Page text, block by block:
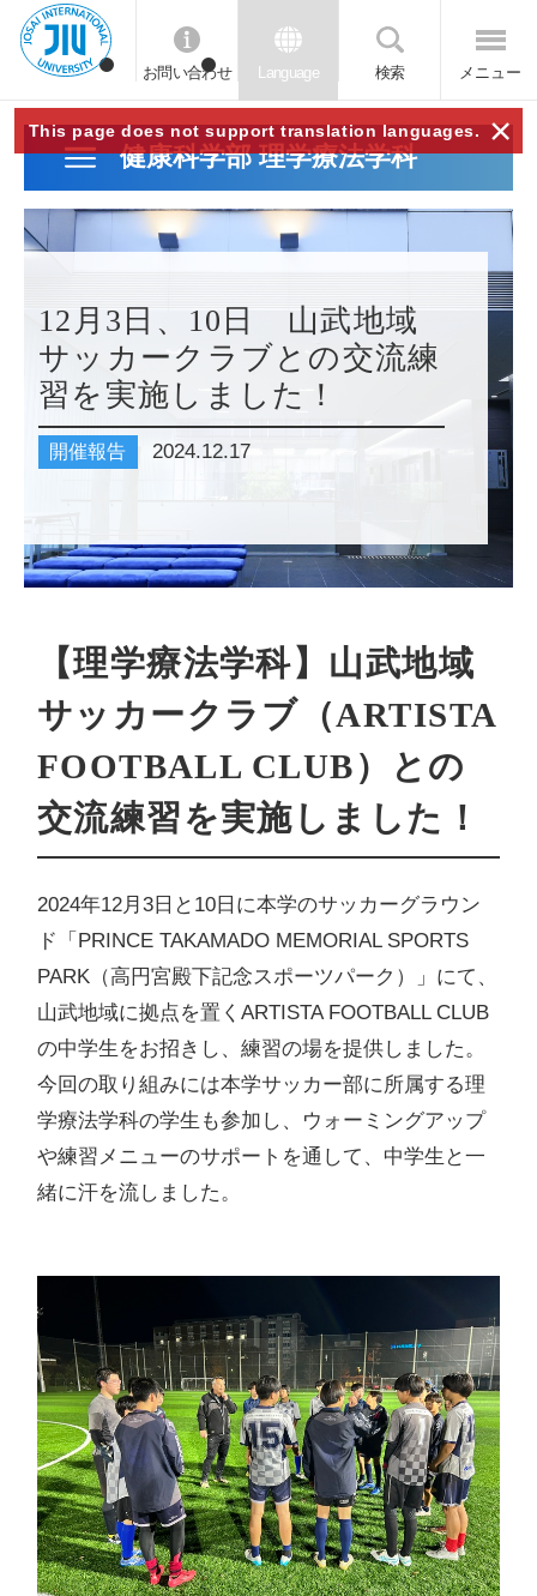
JIU
城西
国際
大学
お問い合わせ Language 検索 メニュー
This page does not support translation languages. ×
健康科学部 理学療法学科
12月3日、10日 山武地域
サッカークラブとの交流練
習を実施しました！
開催報告 2024.12.17
【理学療法学科】山武地域
サッカークラブ（ARTISTA
FOOTBALL CLUB）との
交流練習を実施しました！
2024年12月3日と10日に本学のサッカーグラウン
ド「PRINCE TAKAMADO MEMORIAL SPORTS
PARK（高円宮殿下記念スポーツパーク）」にて、
山武地域に拠点を置くARTISTA FOOTBALL CLUB
の中学生をお招きし、練習の場を提供しました。
今回の取り組みには本学サッカー部に所属する理
学療法学科の学生も参加し、ウォーミングアップ
や練習メニューのサポートを通して、中学生と一
緒に汗を流しました。